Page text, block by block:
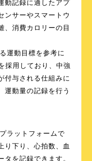
動記録に適したアプ
ンサーやスマートウ
、消費カロリーの目
運動目標を参考に
採用しており、中強
付与される仕組みに
運動量の記録を行う
ラットフォームで
り下り、心拍数、血
を記録できます。